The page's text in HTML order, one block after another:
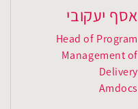
אסף יעקובי
Head of Program
Management of
Delivery
Amdocs